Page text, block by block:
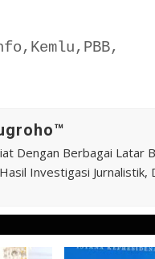
Dengan Berbagai Latar
Investigasi Jurnalistik,